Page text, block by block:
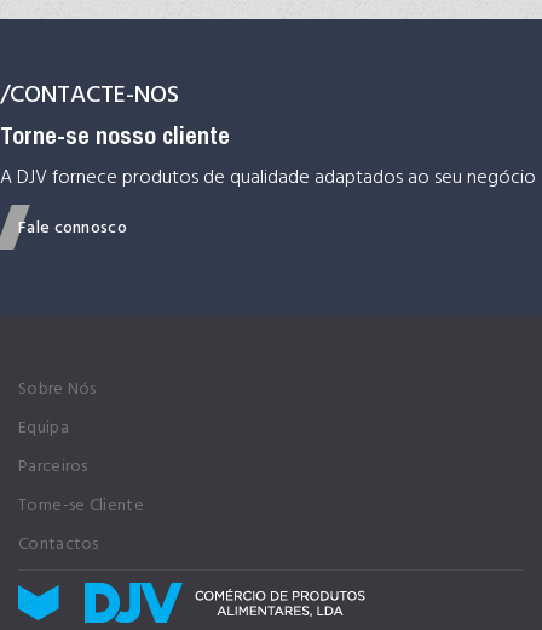
/CONTACTE-NOS
Torne-se nosso cliente
A DJV fornece produtos de qualidade adaptados ao seu negócio
Fale connosco
Sobre Nós
Equipa
Parceiros
Torne-se Cliente
Contactos